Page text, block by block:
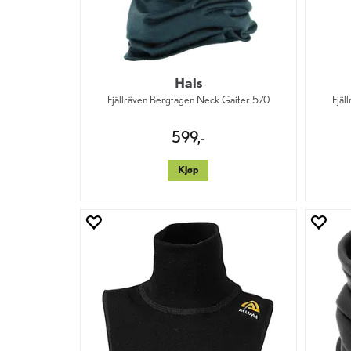
Hals
Fjällräven Bergtagen Neck Gaiter 570
599,-
Kjøp